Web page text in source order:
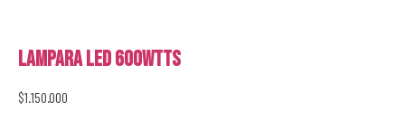
Lampara LED 600wtts
$1.150.000